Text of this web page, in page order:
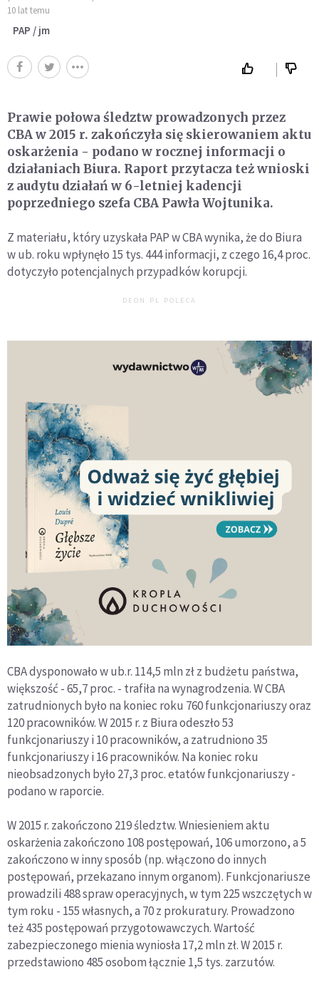
10 lat temu
PAP / jm
Prawie połowa śledztw prowadzonych przez
CBA w 2015 r. zakończyła się skierowaniem aktu
oskarżenia - podano w rocznej informacji o
działaniach Biura. Raport przytacza też wnioski
z audytu działań w 6-letniej kadencji
poprzedniego szefa CBA Pawła Wojtunika.
Z materiału, który uzyskała PAP w CBA wynika, że do Biura
w ub. roku wpłynęło 15 tys. 444 informacji, z czego 16,4 proc.
dotyczyło potencjalnych przypadków korupcji.
DEON.PL POLECA
CBA dysponowało w ub.r. 114,5 mln zł z budżetu państwa,
większość - 65,7 proc. - trafiła na wynagrodzenia. W CBA
zatrudnionych było na koniec roku 760 funkcjonariuszy oraz
120 pracowników. W 2015 r. z Biura odeszło 53
funkcjonariuszy i 10 pracowników, a zatrudniono 35
funkcjonariuszy i 16 pracowników. Na koniec roku
nieobsadzonych było 27,3 proc. etatów funkcjonariuszy -
podano w raporcie.
W 2015 r. zakończono 219 śledztw. Wniesieniem aktu
oskarżenia zakończono 108 postępowań, 106 umorzono, a 5
zakończono w inny sposób (np. włączono do innych
postępowań, przekazano innym organom). Funkcjonariusze
prowadzili 488 spraw operacyjnych, w tym 225 wszczętych w
tym roku - 155 własnych, a 70 z prokuratury. Prowadzono
też 435 postępowań przygotowawczych. Wartość
zabezpieczonego mienia wyniosła 17,2 mln zł. W 2015 r.
przedstawiono 485 osobom łącznie 1,5 tys. zarzutów.